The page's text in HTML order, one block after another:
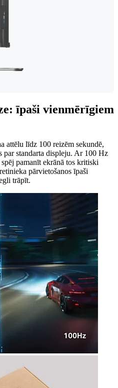
īpaši vienmērīgiem
attēlu līdz 100 reizēm sekundē,
par standarta displeju. Ar 100 Hz
pamanīt ekrānā tos kritiski
pārvietošanos īpaši
trāpīt.